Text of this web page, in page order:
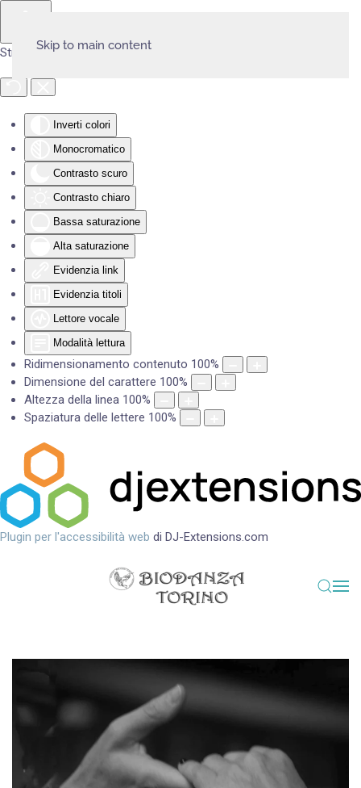
Strumenti di accessibilità
Inverti colori
Monocromatico
Contrasto scuro
Contrasto chiaro
Bassa saturazione
Alta saturazione
Evidenzia link
Evidenzia titoli
Lettore vocale
Modalità lettura
Ridimensionamento contenuto 100%
Dimensione del carattere 100%
Altezza della linea 100%
Spaziatura delle lettere 100%
Plugin per l'accessibilità web di DJ-Extensions.com
Skip to main content